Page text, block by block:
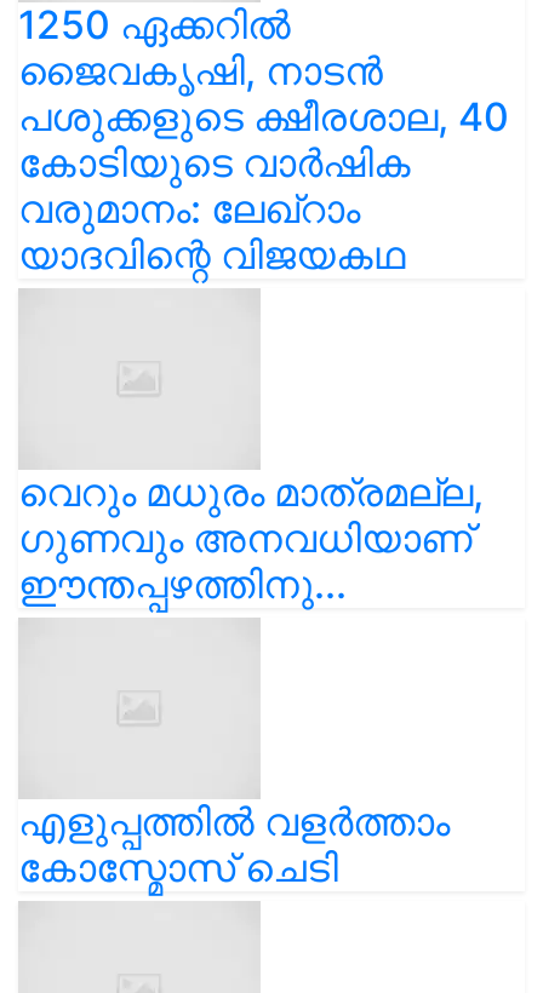
1250 ഏക്കറിൽ
ജൈവകൃഷി, നാടൻ
പശുക്കളുടെ ക്ഷീരശാല, 40
കോടിയുടെ വാർഷിക
വരുമാനം: ലേഖ്‌റാം
യാദവിന്റെ വിജയകഥ
വെറും മധുരം മാത്രമല്ല,
ഗുണവും അനവധിയാണ്
ഈന്തപ്പഴത്തിനു...
എളുപ്പത്തിൽ വളർത്താം
കോസ്മോസ് ചെടി